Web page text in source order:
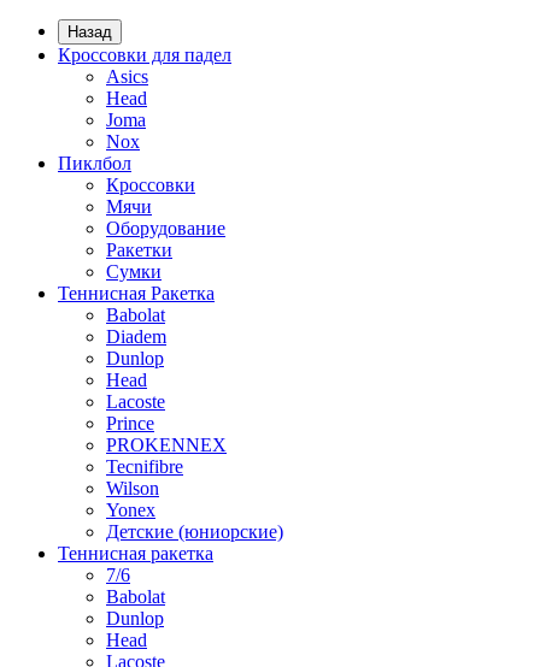
Назад
Кроссовки для падел
Asics
Head
Joma
Nox
Пиклбол
Кроссовки
Мячи
Оборудование
Ракетки
Сумки
Теннисная Ракетка
Babolat
Diadem
Dunlop
Head
Lacoste
Prince
PROKENNEX
Tecnifibre
Wilson
Yonex
Детские (юниорские)
Теннисная ракетка
7/6
Babolat
Dunlop
Head
Lacoste